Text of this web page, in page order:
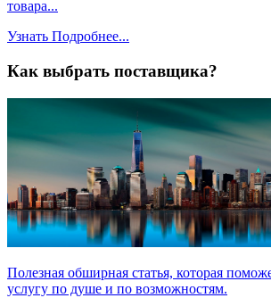
товара...
Узнать Подробнее...
Как выбрать поставщика?
Полезная обширная статья, которая
услугу по душе и по возможностям.